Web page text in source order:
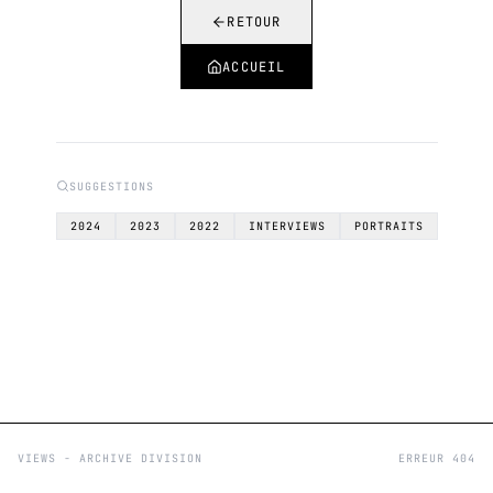
RETOUR
ACCUEIL
SUGGESTIONS
2024 2023 2022 INTERVIEWS PORTRAITS
VIEWS - ARCHIVE DIVISION ERREUR 404